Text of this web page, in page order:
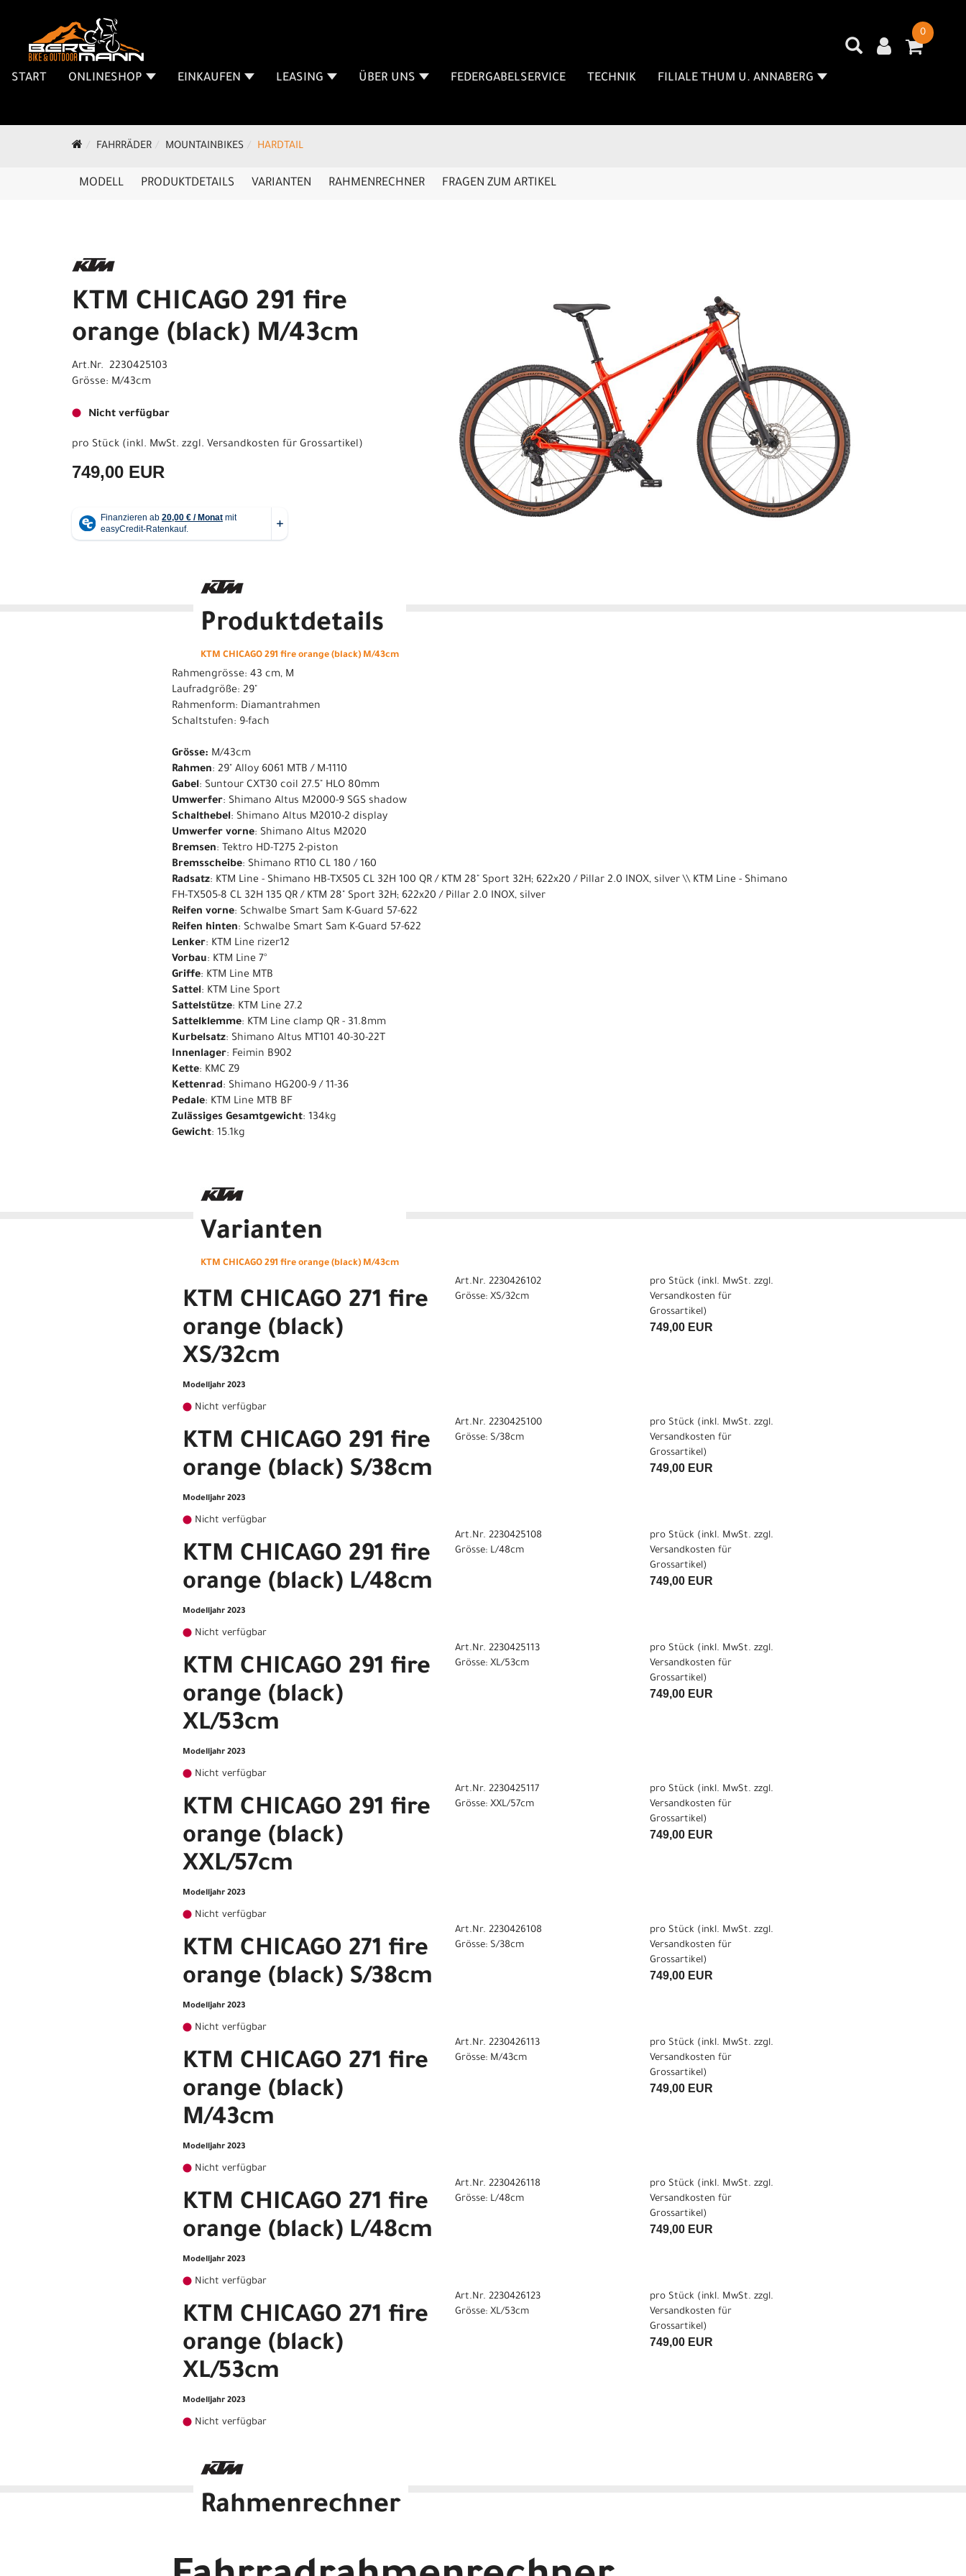
0
START ONLINESHOP EINKAUFEN LEASING ÜBER UNS FEDERGABELSERVICE TECHNIK FILIALE THUM U. ANNABERG
FAHRRÄDER MOUNTAINBIKES HARDTAIL
MODELL PRODUKTDETAILS VARIANTEN RAHMENRECHNER FRAGEN ZUM ARTIKEL
KTM CHICAGO 291 fire
orange (black) M/43cm
Art.Nr. 2230425103
Grösse: M/43cm
Nicht verfügbar
pro Stück (inkl. MwSt. zzgl. Versandkosten für Grossartikel)
749,00 EUR
Produktdetails
KTM CHICAGO 291 fire orange (black) M/43cm
Rahmengrösse: 43 cm, M
Laufradgröße: 29"
Rahmenform: Diamantrahmen
Schaltstufen: 9-fach
Grösse: M/43cm
Rahmen: 29" Alloy 6061 MTB / M-1110
Gabel: Suntour CXT30 coil 27.5" HLO 80mm
Umwerfer: Shimano Altus M2000-9 SGS shadow
Schalthebel: Shimano Altus M2010-2 display
Umwerfer vorne: Shimano Altus M2020
Bremsen: Tektro HD-T275 2-piston
Bremsscheibe: Shimano RT10 CL 180 / 160
Radsatz: KTM Line - Shimano HB-TX505 CL 32H 100 QR / KTM 28" Sport 32H; 622x20 / Pillar 2.0 INOX, silver \\ KTM Line - Shimano
FH-TX505-8 CL 32H 135 QR / KTM 28" Sport 32H; 622x20 / Pillar 2.0 INOX, silver
Reifen vorne: Schwalbe Smart Sam K-Guard 57-622
Reifen hinten: Schwalbe Smart Sam K-Guard 57-622
Lenker: KTM Line rizer12
Vorbau: KTM Line 7°
Griffe: KTM Line MTB
Sattel: KTM Line Sport
Sattelstütze: KTM Line 27.2
Sattelklemme: KTM Line clamp QR - 31.8mm
Kurbelsatz: Shimano Altus MT101 40-30-22T
Innenlager: Feimin B902
Kette: KMC Z9
Kettenrad: Shimano HG200-9 / 11-36
Pedale: KTM Line MTB BF
Zulässiges Gesamtgewicht: 134kg
Gewicht: 15.1kg
Varianten
KTM CHICAGO 291 fire orange (black) M/43cm
KTM CHICAGO 271 fire
orange (black)
XS/32cm
Modelljahr 2023
Nicht verfügbar
Art.Nr. 2230426102
Grösse: XS/32cm
pro Stück (inkl. MwSt. zzgl.
Versandkosten für
Grossartikel)
749,00 EUR
KTM CHICAGO 291 fire
orange (black) S/38cm
Modelljahr 2023
Nicht verfügbar
Art.Nr. 2230425100
Grösse: S/38cm
pro Stück (inkl. MwSt. zzgl.
Versandkosten für
Grossartikel)
749,00 EUR
KTM CHICAGO 291 fire
orange (black) L/48cm
Modelljahr 2023
Nicht verfügbar
Art.Nr. 2230425108
Grösse: L/48cm
pro Stück (inkl. MwSt. zzgl.
Versandkosten für
Grossartikel)
749,00 EUR
KTM CHICAGO 291 fire
orange (black)
XL/53cm
Modelljahr 2023
Nicht verfügbar
Art.Nr. 2230425113
Grösse: XL/53cm
pro Stück (inkl. MwSt. zzgl.
Versandkosten für
Grossartikel)
749,00 EUR
KTM CHICAGO 291 fire
orange (black)
XXL/57cm
Modelljahr 2023
Nicht verfügbar
Art.Nr. 2230425117
Grösse: XXL/57cm
pro Stück (inkl. MwSt. zzgl.
Versandkosten für
Grossartikel)
749,00 EUR
KTM CHICAGO 271 fire
orange (black) S/38cm
Modelljahr 2023
Nicht verfügbar
Art.Nr. 2230426108
Grösse: S/38cm
pro Stück (inkl. MwSt. zzgl.
Versandkosten für
Grossartikel)
749,00 EUR
KTM CHICAGO 271 fire
orange (black)
M/43cm
Modelljahr 2023
Nicht verfügbar
Art.Nr. 2230426113
Grösse: M/43cm
pro Stück (inkl. MwSt. zzgl.
Versandkosten für
Grossartikel)
749,00 EUR
KTM CHICAGO 271 fire
orange (black) L/48cm
Modelljahr 2023
Nicht verfügbar
Art.Nr. 2230426118
Grösse: L/48cm
pro Stück (inkl. MwSt. zzgl.
Versandkosten für
Grossartikel)
749,00 EUR
KTM CHICAGO 271 fire
orange (black)
XL/53cm
Modelljahr 2023
Nicht verfügbar
Art.Nr. 2230426123
Grösse: XL/53cm
pro Stück (inkl. MwSt. zzgl.
Versandkosten für
Grossartikel)
749,00 EUR
Rahmenrechner